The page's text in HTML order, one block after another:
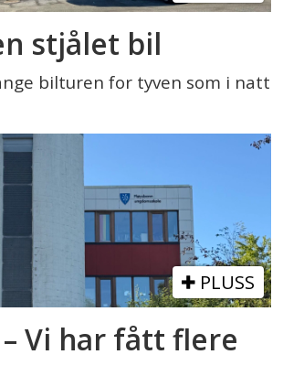
stjålet bil
bilturen for tyven som i natt
PLUSS
Vi har fått flere